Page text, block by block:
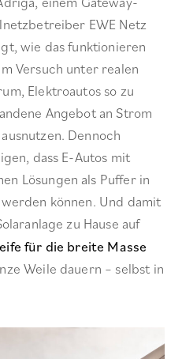
EWE Netz
wie das funktionieren
Versuch unter realen
Elektroautos so zu
Angebot an Strom
Dennoch
dass E-Autos mit
Lösungen als Puffer in
können. Und damit
zu Hause auf
für die breite Masse
Weile dauern – selbst in